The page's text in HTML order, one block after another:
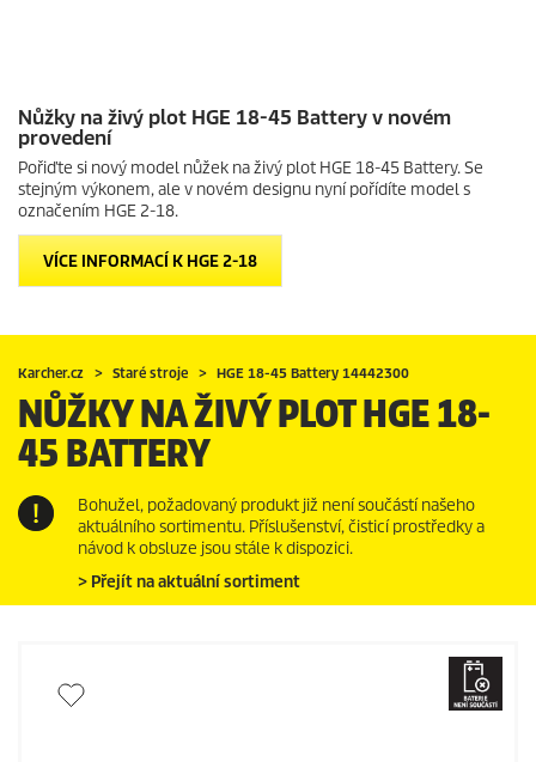
Nůžky na živý plot HGE 18-45 Battery v novém
provedení
Pořiďte si nový model nůžek na živý plot HGE 18-45 Battery. Se
stejným výkonem, ale v novém designu nyní pořídíte model s
označením HGE 2-18.
VÍCE INFORMACÍ K HGE 2-18
Karcher.cz Staré stroje HGE 18-45 Battery 14442300
NŮŽKY NA ŽIVÝ PLOT HGE 18-
45 BATTERY
Bohužel, požadovaný produkt již není součástí našeho
aktuálního sortimentu. Příslušenství, čisticí prostředky a
návod k obsluze jsou stále k dispozici.
> Přejít na aktuální sortiment